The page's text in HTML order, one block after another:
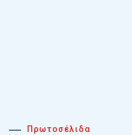
Πρωτοσέλιδα